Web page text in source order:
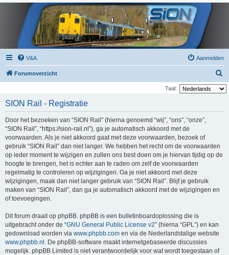
V&A Aanmelden
Forumoverzicht
o
Taal:
SION Rail - Registratie
Door het bezoeken van “SION Rail” (hierna genoemd “wij”, “ons”, “onze”,
“SION Rail”, “https://sion-rail.nl”), ga je automatisch akkoord met de
voorwaarden. Als je niet akkoord gaat met deze voorwaarden, bezoek of
gebruik “SION Rail” dan niet langer. We hebben het recht om de voorwaarden
op ieder moment te wijzigen en zullen ons best doen om je hiervan tijdig op de
hoogte te brengen, het is echter aan te raden om zelf de voorwaarden
regelmatig te controleren op wijzigingen. Ga je niet akkoord met deze
wijzigingen, maak dan niet langer gebruik van “SION Rail”. Blijf je gebruik
maken van “SION Rail”, dan ga je automatisch akkoord met de wijzigingen en
of toevoegingen.
Dit forum draait op phpBB. phpBB is een bulletinboardoplossing die is
uitgebracht onder de “GNU General Public License v2” (hierna “GPL”) en kan
gedownload worden via www.phpbb.com en via de Nederlandstalige website
www.phpbb.nl . De phpBB-software maakt internetgebaseerde discussies
mogelijk. phpBB Limited is niet verantwoordelijk voor wat wordt toegestaan of